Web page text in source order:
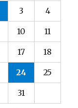
3 4
10 11
17 18
24 25
31